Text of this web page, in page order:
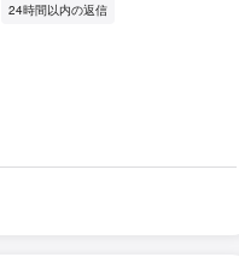
24時間以内の返信